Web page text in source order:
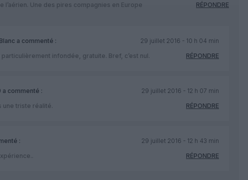
l’aérien. Une des pires compagnies en Europe
RÉPONDRE
a commenté :
29 juillet 2016 - 10 h 04 min
particulièrement infondée, gratuite. Bref, c’est nul.
RÉPONDRE
a commenté :
29 juillet 2016 - 12 h 07 min
une triste réalité.
RÉPONDRE
:
29 juillet 2016 - 12 h 43 min
RÉPONDRE